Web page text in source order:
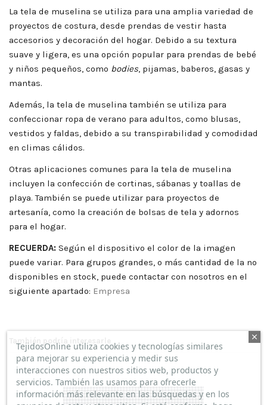
La tela de muselina se utiliza para una amplia variedad de
proyectos de costura, desde prendas de vestir hasta
accesorios y decoración del hogar. Debido a su textura
suave y ligera, es una opción popular para prendas de bebé
y niños pequeños, como bodies, pijamas, baberos, gasas y
mantas.
Además, la tela de muselina también se utiliza para
confeccionar ropa de verano para adultos, como blusas,
vestidos y faldas, debido a su transpirabilidad y comodidad
en climas cálidos.
Otras aplicaciones comunes para la tela de muselina
incluyen la confección de cortinas, sábanas y toallas de
playa. También se puede utilizar para proyectos de
artesanía, como la creación de bolsas de tela y adornos
para el hogar.
RECUERDA: Según el dispositivo el color de la imagen
puede variar. Para grupos grandes, o más cantidad de la no
disponibles en stock, puede contactar con nosotros en el
siguiente apartado: Empresa
También podría interesarle
TejidosOnline utiliza cookies y tecnologías similares
para mejorar su experiencia y medir sus
interacciones con nuestros sitios web, productos y
servicios. También las usamos para ofrecerle
información más relevante en las búsquedas y en los